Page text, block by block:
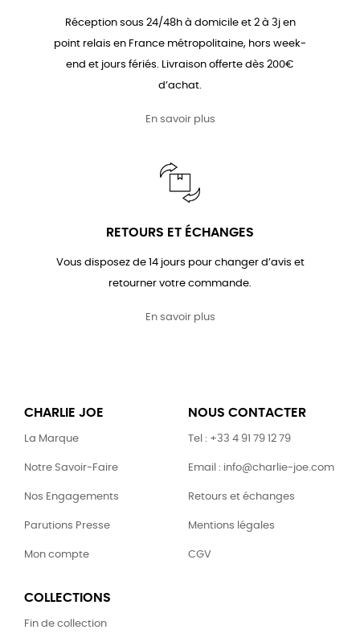
Réception sous 24/48h à domicile et 2 à 3j en
point relais en France métropolitaine, hors week-
end et jours fériés. Livraison offerte dès 200€
d’achat.
En savoir plus
RETOURS ET ÉCHANGES
Vous disposez de 14 jours pour changer d’avis et
retourner votre commande.
En savoir plus
CHARLIE JOE
La Marque
Notre Savoir-Faire
Nos Engagements
Parutions Presse
Mon compte
NOUS CONTACTER
Tel : +33 4 91 79 12 79
Email : info@charlie-joe.com
Retours et échanges
Mentions légales
CGV
COLLECTIONS
Fin de collection